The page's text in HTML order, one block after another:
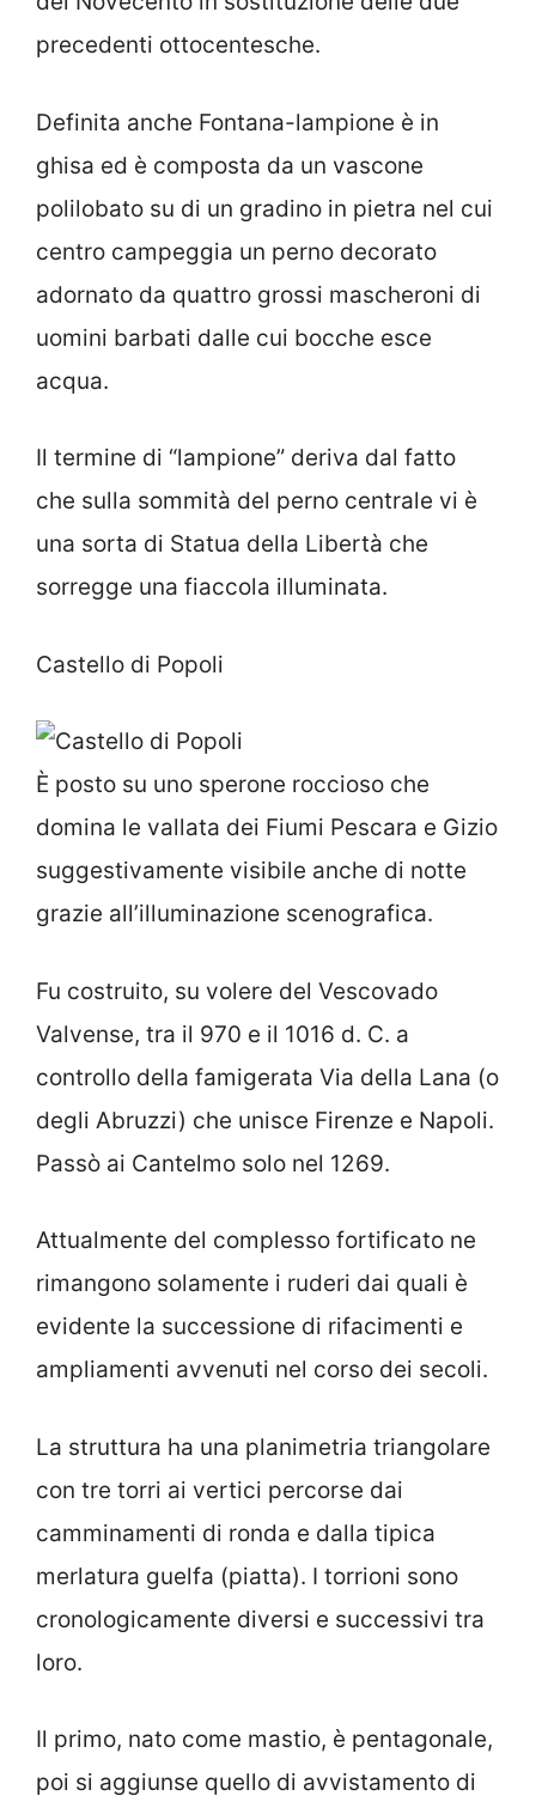
precedenti ottocentesche.
Definita anche Fontana-lampione è in
ghisa ed è composta da un vascone
polilobato su di un gradino in pietra nel cui
centro campeggia un perno decorato
adornato da quattro grossi mascheroni di
uomini barbati dalle cui bocche esce
acqua.
Il termine di “lampione” deriva dal fatto
che sulla sommità del perno centrale vi è
una sorta di Statua della Libertà che
sorregge una fiaccola illuminata.
Castello di Popoli
È posto su uno sperone roccioso che
domina le vallata dei Fiumi Pescara e Gizio
suggestivamente visibile anche di notte
grazie all’illuminazione scenografica.
Fu costruito, su volere del Vescovado
Valvense, tra il 970 e il 1016 d. C. a
controllo della famigerata Via della Lana (o
degli Abruzzi) che unisce Firenze e Napoli.
Passò ai Cantelmo solo nel 1269.
Attualmente del complesso fortificato ne
rimangono solamente i ruderi dai quali è
evidente la successione di rifacimenti e
ampliamenti avvenuti nel corso dei secoli.
La struttura ha una planimetria triangolare
con tre torri ai vertici percorse dai
camminamenti di ronda e dalla tipica
merlatura guelfa (piatta). I torrioni sono
cronologicamente diversi e successivi tra
loro.
Il primo, nato come mastio, è pentagonale,
poi si aggiunse quello di avvistamento di